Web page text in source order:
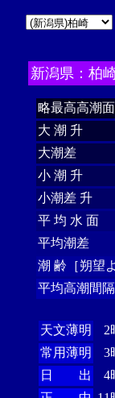
新潟県：柏
略最高高潮面
大 潮 升
大潮差
小 潮 升
小潮差 升
平 均 水 面
平均潮差
潮 齢［朔望
平均高潮間
天文薄明
2
常用薄明
3
日 出
4